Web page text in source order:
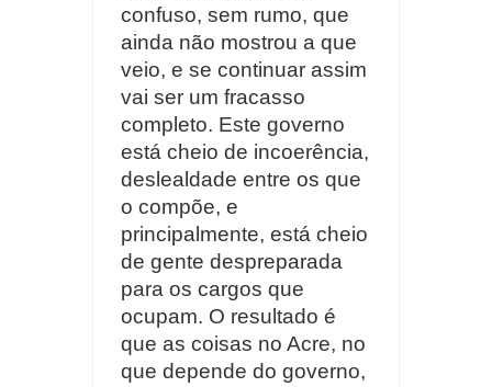
confuso, sem rumo, que
ainda não mostrou a que
veio, e se continuar assim
vai ser um fracasso
completo. Este governo
está cheio de incoerência,
deslealdade entre os que
o compõe, e
principalmente, está cheio
de gente despreparada
para os cargos que
ocupam. O resultado é
que as coisas no Acre, no
que depende do governo,